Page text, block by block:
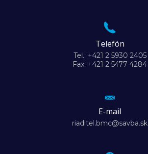
Telefón
Tel.: +421 2 5930 2405
Fax: +421 2 5477 4284
E-mail
riaditel.bmc@savba.sk